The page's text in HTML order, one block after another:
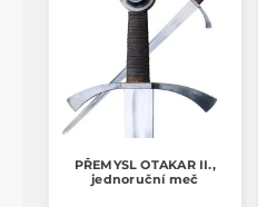
PŘEMYSL OTAKAR II.,
jednoruční meč